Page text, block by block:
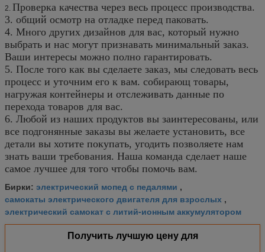
2. Проверка качества через весь процесс производства.
3. общий осмотр на отладке перед паковать.
4. Много других дизайнов для вас, который нужно
выбрать и нас могут признавать минимальный заказ.
Ваши интересы можно полно гарантировать.
5. После того как вы сделаете заказ, мы следовать весь
процесс и уточним его к вам. собирающ товары,
нагружая контейнеры и отслеживать данные по
перехода товаров для вас.
6. Любой из наших продуктов вы заинтересованы, или
все подгонянные заказы вы желаете установить, все
детали вы хотите покупать, угодить позволяете нам
знать ваши требования. Наша команда сделает наше
самое лучшее для того чтобы помочь вам.
Бирки: электрический мопед с педалями ,
самокаты электрического двигателя для взрослых ,
электрический самокат с литий-ионным аккумулятором
Получить лучшую цену для